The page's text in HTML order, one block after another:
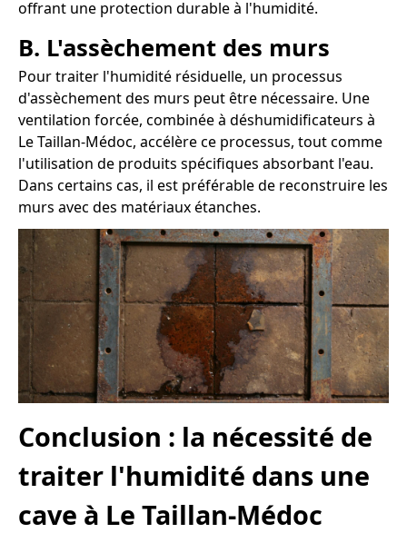
offrant une protection durable à l'humidité.
B. L'assèchement des murs
Pour traiter l'humidité résiduelle, un processus
d'assèchement des murs peut être nécessaire. Une
ventilation forcée, combinée à déshumidificateurs à
Le Taillan-Médoc, accélère ce processus, tout comme
l'utilisation de produits spécifiques absorbant l'eau.
Dans certains cas, il est préférable de reconstruire les
murs avec des matériaux étanches.
Conclusion : la nécessité de
traiter l'humidité dans une
cave à Le Taillan-Médoc